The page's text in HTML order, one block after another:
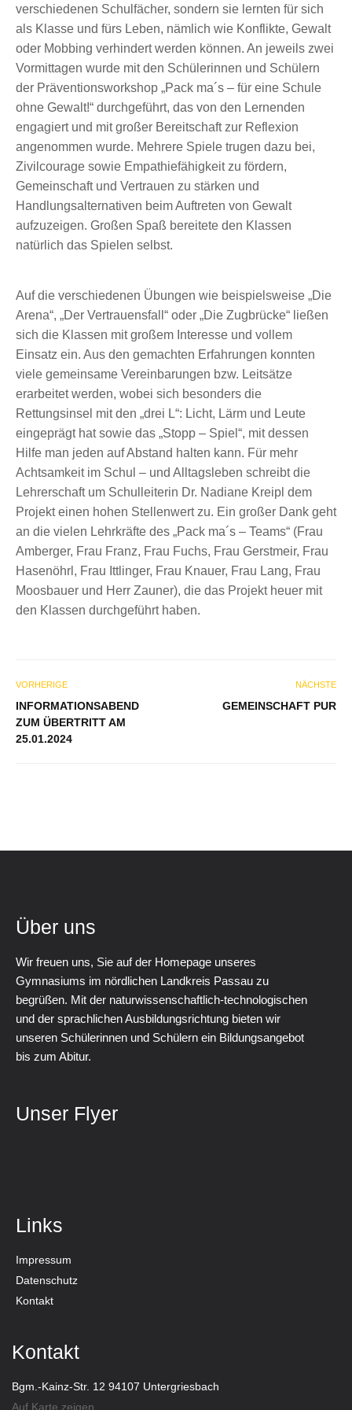
verschiedenen Schulfächer, sondern sie lernten für sich
als Klasse und fürs Leben, nämlich wie Konflikte, Gewalt
oder Mobbing verhindert werden können. An jeweils zwei
Vormittagen wurde mit den Schülerinnen und Schülern
der Präventionsworkshop „Pack ma´s – für eine Schule
ohne Gewalt!“ durchgeführt, das von den Lernenden
engagiert und mit großer Bereitschaft zur Reflexion
angenommen wurde. Mehrere Spiele trugen dazu bei,
Zivilcourage sowie Empathiefähigkeit zu fördern,
Gemeinschaft und Vertrauen zu stärken und
Handlungsalternativen beim Auftreten von Gewalt
aufzuzeigen. Großen Spaß bereitete den Klassen
natürlich das Spielen selbst.
Auf die verschiedenen Übungen wie beispielsweise „Die
Arena“, „Der Vertrauensfall“ oder „Die Zugbrücke“ ließen
sich die Klassen mit großem Interesse und vollem
Einsatz ein. Aus den gemachten Erfahrungen konnten
viele gemeinsame Vereinbarungen bzw. Leitsätze
erarbeitet werden, wobei sich besonders die
Rettungsinsel mit den „drei L“: Licht, Lärm und Leute
eingeprägt hat sowie das „Stopp – Spiel“, mit dessen
Hilfe man jeden auf Abstand halten kann. Für mehr
Achtsamkeit im Schul – und Alltagsleben schreibt die
Lehrerschaft um Schulleiterin Dr. Nadiane Kreipl dem
Projekt einen hohen Stellenwert zu. Ein großer Dank geht
an die vielen Lehrkräfte des „Pack ma´s – Teams“ (Frau
Amberger, Frau Franz, Frau Fuchs, Frau Gerstmeir, Frau
Hasenöhrl, Frau Ittlinger, Frau Knauer, Frau Lang, Frau
Moosbauer und Herr Zauner), die das Projekt heuer mit
den Klassen durchgeführt haben.
VORHERIGE
INFORMATIONSABEND
ZUM ÜBERTRITT AM
25.01.2024
NÄCHSTE
GEMEINSCHAFT PUR
Über uns
Wir freuen uns, Sie auf der Homepage unseres
Gymnasiums im nördlichen Landkreis Passau zu
begrüßen. Mit der naturwissenschaftlich-technologischen
und der sprachlichen Ausbildungsrichtung bieten wir
unseren Schülerinnen und Schülern ein Bildungsangebot
bis zum Abitur.
Unser Flyer
Links
Impressum
Datenschutz
Kontakt
Kontakt
Bgm.-Kainz-Str. 12 94107 Untergriesbach
Auf Karte zeigen